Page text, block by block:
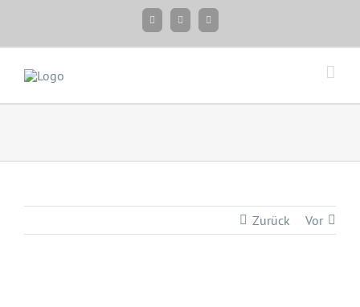
FacebookInstagramTwitter
Zurück Vor